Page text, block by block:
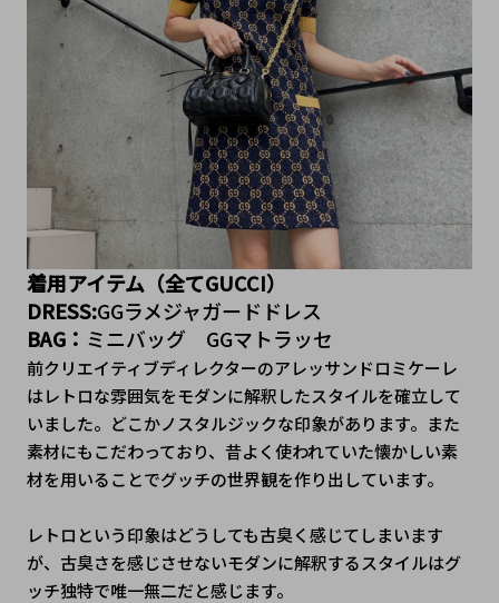
着用アイテム（全てGUCCI）
DRESS:GGラメジャガードドレス
BAG： ミニバッグ　GGマトラッセ
前クリエイティブディレクターのアレッサンドロミケーレ
はレトロな雰囲気をモダンに解釈したスタイルを確立して
いました。どこかノスタルジックな印象があります。また
素材にもこだわっており、昔よく使われていた懐かしい素
材を用いることでグッチの世界観を作り出しています。
レトロという印象はどうしても古臭く感じてしまいます
が、古臭さを感じさせないモダンに解釈するスタイルはグ
ッチ独特で唯一無二だと感じます。